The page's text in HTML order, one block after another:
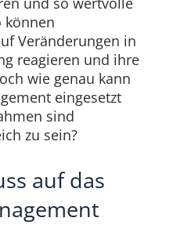
können
Veränderungen in
reagieren und ihre
wie genau kann
eingesetzt
sind
zu sein?
auf das